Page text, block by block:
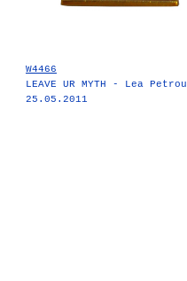
W4466
LEAVE UR MYTH - Lea Petrou
25.05.2011